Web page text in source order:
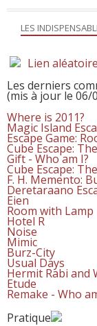
LES
Lien
Les derniers
(mis à jour le 06/
Where is 2011?
Magic Island
Escape Game:
Cube Escape:
Gift - Who am I?
Cube Escape:
F. H. Memento:
Deretaraano
Eien
Room with Lamp
Hotel R
Noise
Mimic
Burz-City
Usual Days
Hermit Rabi and
Etude
Remake - Who
Pratique